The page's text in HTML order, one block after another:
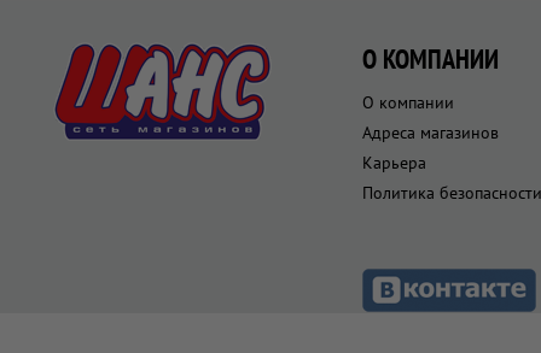
О КОМПАНИИ
О компании
Адреса магазинов
Карьера
Политика безопасности